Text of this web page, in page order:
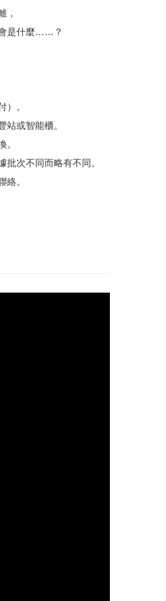
，
是什麼……？
）。
或智能櫃。
。
次不同而略有不同。
絡。